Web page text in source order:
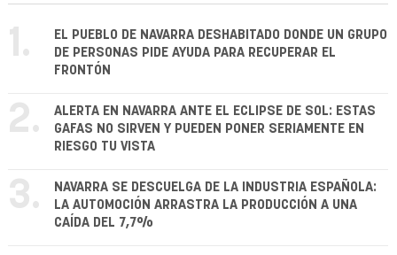
1.
EL PUEBLO DE NAVARRA DESHABITADO DONDE UN GRUPO
DE PERSONAS PIDE AYUDA PARA RECUPERAR EL
FRONTÓN
2.
ALERTA EN NAVARRA ANTE EL ECLIPSE DE SOL: ESTAS
GAFAS NO SIRVEN Y PUEDEN PONER SERIAMENTE EN
RIESGO TU VISTA
3.
NAVARRA SE DESCUELGA DE LA INDUSTRIA ESPAÑOLA:
LA AUTOMOCIÓN ARRASTRA LA PRODUCCIÓN A UNA
CAÍDA DEL 7,7%